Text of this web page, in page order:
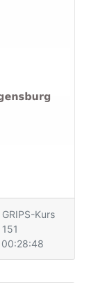
GRIPS-Kurs
151
00:28:48